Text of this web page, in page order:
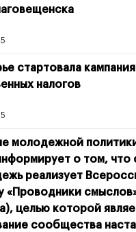
стартовала
налогов
молодежной
о том, что
реализует
«Проводники
целью которой
сообщества